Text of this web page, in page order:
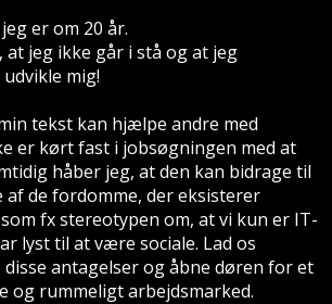
er om 20 år.
at jeg ikke går i stå og at jeg
mig!
tekst kan hjælpe andre med
er kørt fast i jobsøgningen med at
håber jeg, at den kan bidrage til
af de fordomme, der eksisterer
fx stereotypen om, at vi kun er IT-
lyst til at være sociale. Lad os
antagelser og åbne døren for et
og rummeligt arbejdsmarked.